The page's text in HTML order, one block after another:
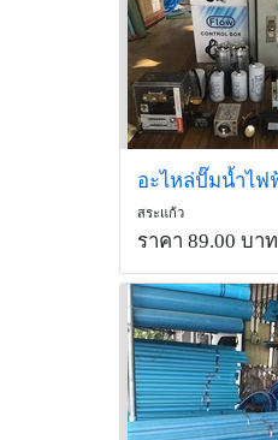
สระแก้ว
ราคา 89.00 บาท